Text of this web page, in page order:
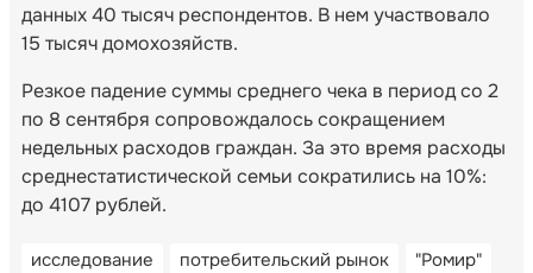
данных 40 тысяч респондентов. В нем участвовало
15 тысяч домохозяйств.
Резкое падение суммы среднего чека в период со 2
по 8 сентября сопровождалось сокращением
недельных расходов граждан. За это время расходы
среднестатистической семьи сократились на 10%:
до 4107 рублей.
исследование потребительский рынок
"Ромир"